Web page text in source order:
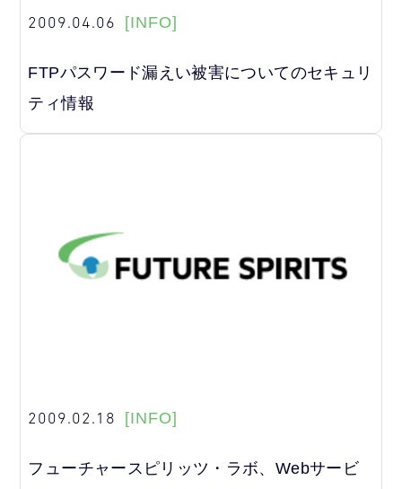
2009.04.06 [INFO]
FTPパスワード漏えい被害についてのセキュリ
ティ情報
2009.02.18 [INFO]
フューチャースピリッツ・ラボ、Webサービ